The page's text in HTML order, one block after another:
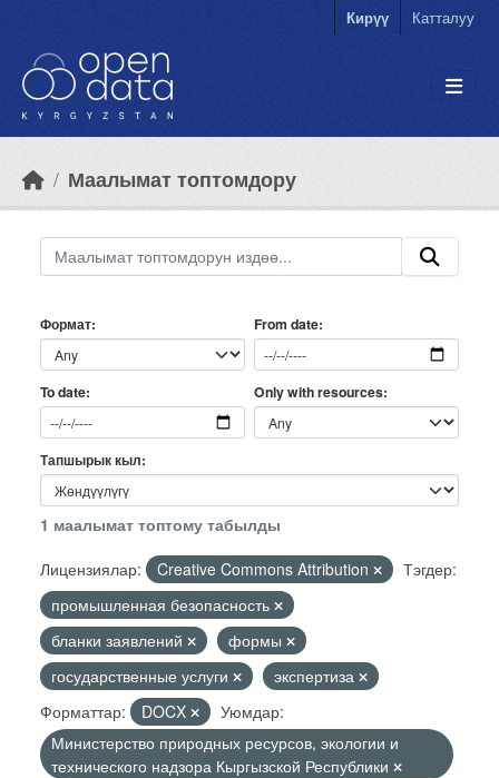
Кирүү Катталуу
Маалымат топтомдору
Формат From date
To date Only with resources
Тапшырык кыл
1 маалымат топтому табылды
Лицензиялар:
Creative Commons Attribution
Тэгдер:
промышленная безопасность
бланки заявлений
формы
государственные услуги
экспертиза
Форматтар:
DOCX
Уюмдар:
Министерство природных ресурсов, экологии и
технического надзора Кыргызской Республики